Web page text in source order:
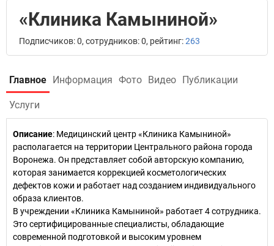
«Клиника Камыниной»
Подписчиков: 0, сотрудников: 0, рейтинг:263
Главное Информация Фото Видео Публикации
Услуги
Описание: Медицинский центр «Клиника Камыниной»
располагается на территории Центрального района города
Воронежа. Он представляет собой авторскую компанию,
которая занимается коррекцией косметологических
дефектов кожи и работает над созданием индивидуального
образа клиентов.
В учреждении «Клиника Камыниной» работает 4 сотрудника.
Это сертифицированные специалисты, обладающие
современной подготовкой и высоким уровнем